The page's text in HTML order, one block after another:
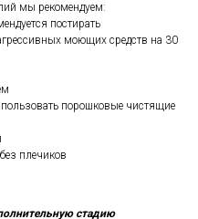
мы рекомендуем:
постирать
моющих средств на 30
порошковые чистящие
плечиков
стадию